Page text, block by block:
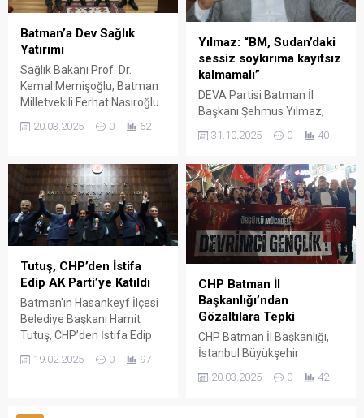
Bakanı Murat Kurum’dan
yanıt geldi. Bakanlık, mevcut
ödeme planı ve maliyet
hesaplamalarında bir
değişiklik öngörülmediğini
bildirdi.
Batman’a Dev Sağlık
Yatırımı
Sağlık Bakanı Prof. Dr.
Kemal Memişoğlu, Batman
Milletvekili Ferhat Nasıroğlu
ve beraberindeki heyeti
makamında ağırlayarak,
güçlendirecek önemli
projeleri değerlendirdi.
20.03.2025 0 62
Yılmaz: “BM, Sudan’daki
sessiz soykırıma kayıtsız
kalmamalı”
DEVA Partisi Batman İl
Başkanı Şehmus Yılmaz,
insani kriz boyutunun
belirterek, Birleşmiş Milletler
(BM) ve uluslararası
toplumu acil harekete
geçmeye çağırdı.
31.10.2025 0 40
Tutuş, CHP’den İstifa
Edip AK Parti’ye Katıldı
Batman'ın Hasankeyf İlçesi
Belediye Başkanı Hamit
Tutuş, CHP’den İstifa Edip
19.02.2025 0 97
CHP Batman İl
Başkanlığı’ndan
Gözaltılara Tepki
CHP Batman İl Başkanlığı,
İstanbul Büyükşehir
İmamoğlu ve belediye
20.03.2025 0 42